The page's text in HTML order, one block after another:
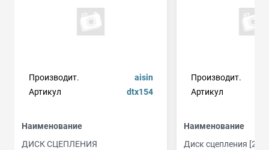
Производит.
aisin
Артикул
dtx154
Наименование
ДИСК СЦЕПЛЕНИЯ
Производит.
Артикул
Наименование
Диск сцепления [236